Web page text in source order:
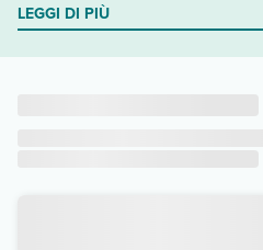
LEGGI DI PIÙ